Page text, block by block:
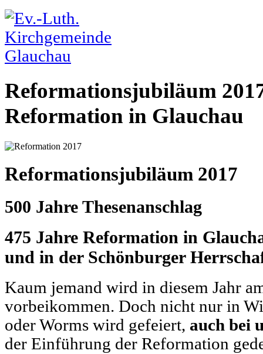
Reformationsjubiläum
Reformation in Glauchau
Reformationsjubiläum 2017
500 Jahre Thesenanschlag
475 Jahre Reformation in
und in der Schönburger
Kaum jemand wird in diesem Jahr
vorbeikommen. Doch nicht nur in
oder Worms wird gefeiert, auch bei
der Einführung der Reformation